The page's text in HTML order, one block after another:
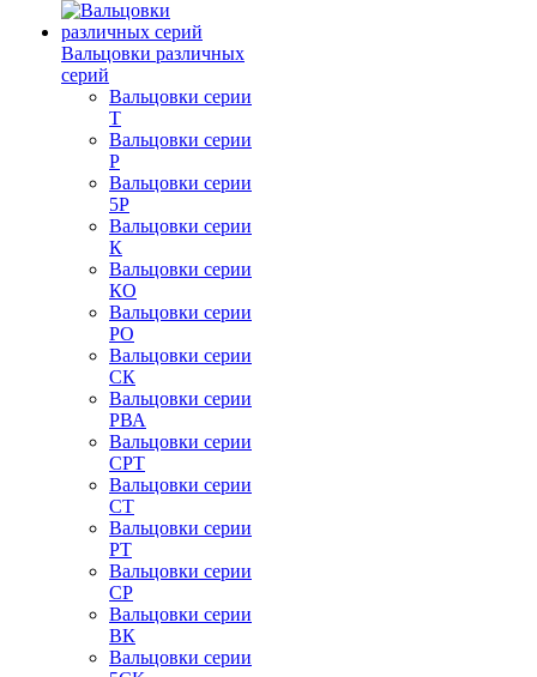
Вальцовки различных
серий
Вальцовки серии
Т
Вальцовки серии
Р
Вальцовки серии
5Р
Вальцовки серии
К
Вальцовки серии
КО
Вальцовки серии
РО
Вальцовки серии
СК
Вальцовки серии
РВА
Вальцовки серии
СРТ
Вальцовки серии
СТ
Вальцовки серии
РТ
Вальцовки серии
СР
Вальцовки серии
ВК
Вальцовки серии